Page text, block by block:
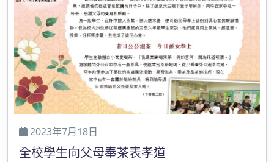
2023年7月18日
全校學生向父母奉茶表孝道